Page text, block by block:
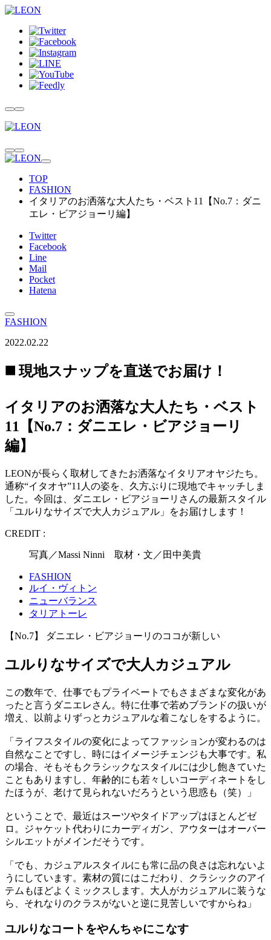
TOP
FASHION
イタリアのお洒落な大人たち・ベスト11【No.7：ダニ
エレ・ビアジョーリ編】
Twitter
Facebook
Line
Mail
Pocket
Hatena
FASHION
2022.02.22
◼️ 現地スナップを直送でお届け！
イタリアのお洒落な大人たち・ベスト
11【No.7：ダニエレ・ビアジョーリ
編】
LEONが長らく取材してきたお洒落なイタリアオヤジたち。
通称“イタオヤ”11人の姿を、久方ぶりに現地でキャッチしま
した。今回は、ダニエレ・ビアジョーリさんの最新スタイル
「ユルりなサイズで大人カジュアル」をお届けします！
CREDIT :
写真／Massi Ninni 取材・文／田中美貴
FASHION
ルイ・ヴィトン
ニューバランス
タリアトーレ
【No.7】 ダニエレ・ビアジョーリのココが新しい
ユルりなサイズで大人カジュアル
この数年で、仕事でもプライベートでもさまざまな変化があ
ったと言うダニエレさん。特に仕事で若めブランドの扱いが
増え、以前よりずっとカジュアルな着こなしをするように。
「ライフスタイルの変化によってファッションが変わるのは
自然なことですし、時にはイメージチェンジも大事です。私
の場合、そもそもクラシックなスタイルには少し飽きていた
こともありますし、年齢的にも若々しいコーディネートをし
たほうが、老けて見られないだろうという思惑も（笑）」
ということで、最近はスーツやタイドアップはほとんどゼ
ロ。ジャケット代わりにカーディガン、アウターはオーバー
シルエットがメインだそうです。
「でも、カジュアルスタイルにも常に品の良さは忘れないよ
うにしています。素材の質にはこだわり、クラシックのアイ
テムもほどよくミックスします。大人がカジュアルに装うな
ら、それなりのクラスがないと逆に見苦しいですからね」
ユルりなコートをやんちゃにこなす